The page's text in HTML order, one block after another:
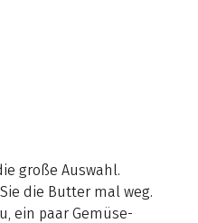
große Auswahl.
die Butter mal weg.
ein paar Gemüse-